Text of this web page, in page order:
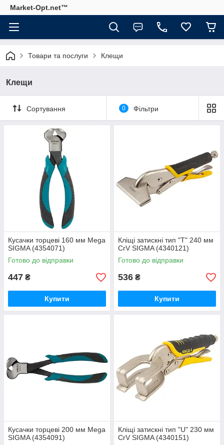
Market-Opt.net™
Товари та послуги Клещи
Клещи
Сортування 0 Фільтри
Кусачки торцеві 160 мм Mega
SIGMA (4354071)
Готово до відправки
447 ₴
Купити
Кліщі затискні тип "Т" 240 мм
CrV SIGMA (4340121)
Готово до відправки
536 ₴
Купити
Кусачки торцеві 200 мм Mega
SIGMA (4354091)
Кліщі затискні тип "U" 230 мм
CrV SIGMA (4340151)